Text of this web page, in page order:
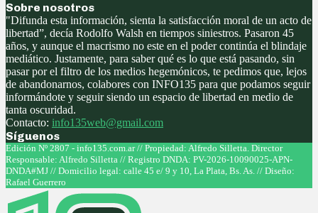
Sobre nosotros
"Difunda esta información, sienta la satisfacción moral de un acto de
libertad”, decía Rodolfo Walsh en tiempos siniestros. Pasaron 45
años, y aunque el macrismo no este en el poder continúa el blindaje
mediático. Justamente, para saber qué es lo que está pasando, sin
pasar por el filtro de los medios hegemónicos, te pedimos que, lejos
de abandonarnos, colabores con INFO135 para que podamos seguir
informándote y seguir siendo un espacio de libertad en medio de
tanta oscuridad.
Contacto: info135web@gmail.com
Síguenos
Facebook
Twitter
Instagram
Youtube
Edición Nº 2807 - info135.com.ar // Propiedad: Alfredo Silletta. Director
Responsable: Alfredo Silletta // Registro DNDA: PV-2026-10090025-APN-
DNDA#MJ // Domicilio legal: calle 45 e/ 9 y 10, La Plata, Bs. As. // Diseño:
Rafael Guerrero